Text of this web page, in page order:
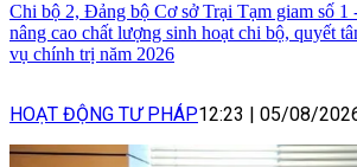
Chi bộ 2, Đảng bộ Cơ sở Trại Tạm giam số
nâng cao chất lượng sinh hoạt chi bộ, quyết
vụ chính trị năm 2026
HOẠT ĐỘNG TƯ PHÁP12:23 05/08/